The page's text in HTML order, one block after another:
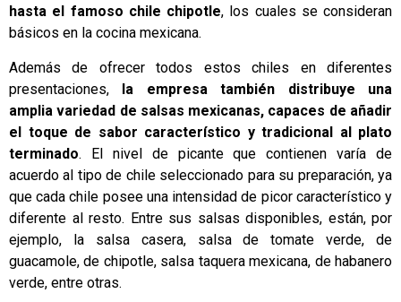
hasta el famoso chile chipotle, los cuales se consideran
básicos en la cocina mexicana.
Además de ofrecer todos estos chiles en diferentes
presentaciones, la empresa también distribuye una
amplia variedad de salsas mexicanas, capaces de añadir
el toque de sabor característico y tradicional al plato
terminado. El nivel de picante que contienen varía de
acuerdo al tipo de chile seleccionado para su preparación, ya
que cada chile posee una intensidad de picor característico y
diferente al resto. Entre sus salsas disponibles, están, por
ejemplo, la salsa casera, salsa de tomate verde, de
guacamole, de chipotle, salsa taquera mexicana, de habanero
verde, entre otras.